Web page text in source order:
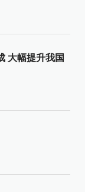
大幅提升我国